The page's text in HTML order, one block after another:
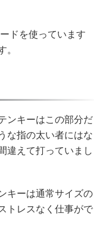
ドを使っています
ンキーはこの部分だ
な指の太い者にはな
違えて打っていまし
キーは通常サイズの
トレスなく仕事がで